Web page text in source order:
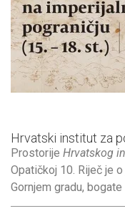
Hrvatski institut za
Prostorije Hrvatskog
Opatičkoj 10. Riječ je
Gornjem gradu,